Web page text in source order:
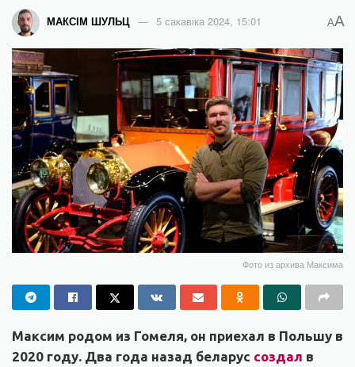
МАКСІМ ШУЛЬЦ 5 сакавіка 2024, 15:01 AA
Фото из архива Максима
Максим родом из Гомеля, он приехал в Польшу в
2020 году. Два года назад беларус создал в